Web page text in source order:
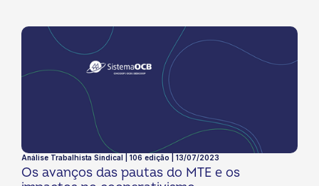
Análise Trabalhista Sindical | 106 edição | 13/07/2023
Os avanços das pautas do MTE e os